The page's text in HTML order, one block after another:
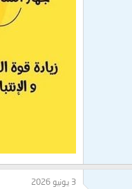
3 يونيو 2026